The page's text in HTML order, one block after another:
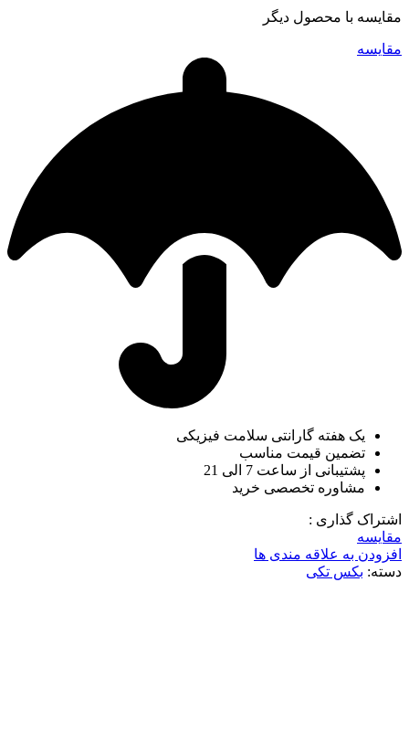
مقایسه با محصول دیگر
مقایسه
یک هفته گارانتی سلامت فیزیکی
تضمین قیمت مناسب
پشتیبانی از ساعت 7 الی 21
مشاوره تخصصی خرید
اشتراک گذاری :
مقایسه
افزودن به علاقه مندی ها
دسته: بکس تکی